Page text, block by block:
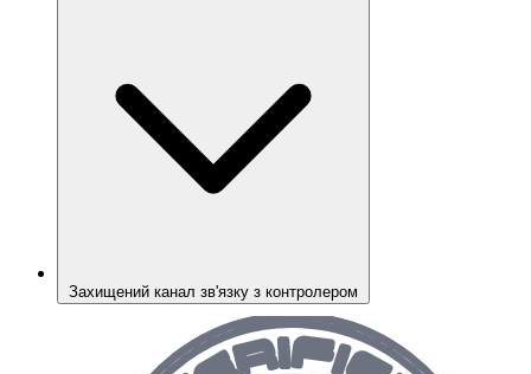
Захищений канал зв'язку з контролером